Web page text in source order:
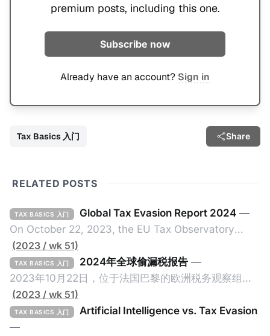
premium posts, including this one.
Subscribe now
Already have an account? Sign in
Tax Basics 入门 Share
RELATED POSTS
TAX BASICS 入门 Global Tax Evasion Report 2024 —
On October 22, 2023, the EU Tax Observatory
(referred to as the "Observatory" in this article),
headquartered in Paris, France, released its 91-
page Global Tax Evasion Report 2024 (referred to
as the "Report" in this article). This comprehensive
report, crafted by over 100 researchers, provides
(2023 / wk 51)
TAX BASICS 入门 2024年全球偷漏税报告 —
2023年10月22日，位于法国巴黎的欧洲税务观察组织
（EU Tax Observatory，本文简称组织）发布了一共
91页的《Global Tax Evasion Report 2024》（2024
年全球偷漏税报告，本文简称报告）。这份报告由超过
(2023 / wk 51)
TAX BASICS 入门
Artificial Intelligence vs. Tax Evasion
—